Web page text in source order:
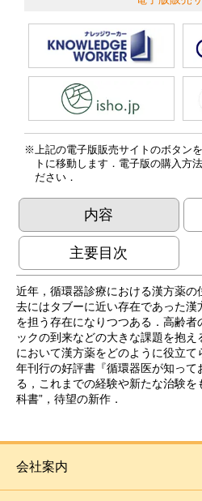
上記の電子版販売サイトのボタン
トに移動します．電子版の購入方
ださい．
内容
主要目次
近年，循環器診療における漢方薬
去にはタブーに近い存在であった
を担う存在になりつつある．高齢者
ックの到来などの大きな課題を抱
において漢方薬をどのように役立
年刊行の好評書『循環器医が知って
る，これまでの経験や新たな治験を
科書”，待望の新作．
会社案内